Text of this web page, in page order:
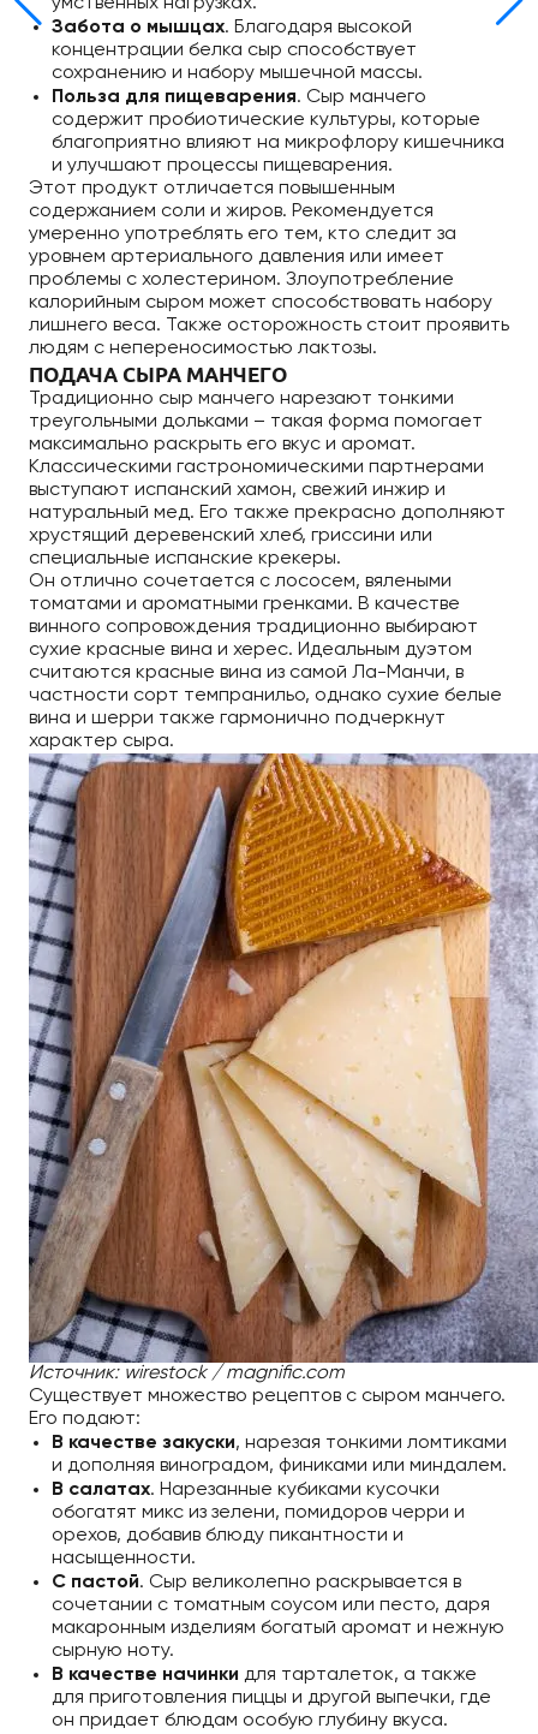
Забота о мышцах. Благодаря высокой
концентрации белка сыр способствует
сохранению и набору мышечной массы.
Польза для пищеварения. Сыр манчего
содержит пробиотические культуры, которые
благоприятно влияют на микрофлору кишечника
и улучшают процессы пищеварения.
Этот продукт отличается повышенным
содержанием соли и жиров. Рекомендуется
умеренно употреблять его тем, кто следит за
уровнем артериального давления или имеет
проблемы с холестерином. Злоупотребление
калорийным сыром может способствовать набору
лишнего веса. Также осторожность стоит проявить
людям с непереносимостью лактозы.
ПОДАЧА СЫРА МАНЧЕГО
Традиционно сыр манчего нарезают тонкими
треугольными дольками – такая форма помогает
максимально раскрыть его вкус и аромат.
Классическими гастрономическими партнерами
выступают испанский хамон, свежий инжир и
натуральный мед. Его также прекрасно дополняют
хрустящий деревенский хлеб, гриссини или
специальные испанские крекеры.
Он отлично сочетается с лососем, вялеными
томатами и ароматными гренками. В качестве
винного сопровождения традиционно выбирают
сухие красные вина и херес. Идеальным дуэтом
считаются красные вина из самой Ла-Манчи, в
частности сорт темпранильо, однако сухие белые
вина и шерри также гармонично подчеркнут
характер сыра.
Источник: wirestock / magnific.com
Существует множество рецептов с сыром манчего.
Его подают:
В качестве закуски, нарезая тонкими ломтиками
и дополняя виноградом, финиками или миндалем.
В салатах. Нарезанные кубиками кусочки
обогатят микс из зелени, помидоров черри и
орехов, добавив блюду пикантности и
насыщенности.
С пастой. Сыр великолепно раскрывается в
сочетании с томатным соусом или песто, даря
макаронным изделиям богатый аромат и нежную
сырную ноту.
В качестве начинки для тарталеток, а также
для приготовления пиццы и другой выпечки, где
он придает блюдам особую глубину вкуса.